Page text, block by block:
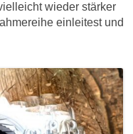
wieder stärker
einleitest und